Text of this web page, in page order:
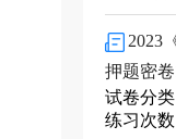
2023
押题密卷
试卷分类
练习次